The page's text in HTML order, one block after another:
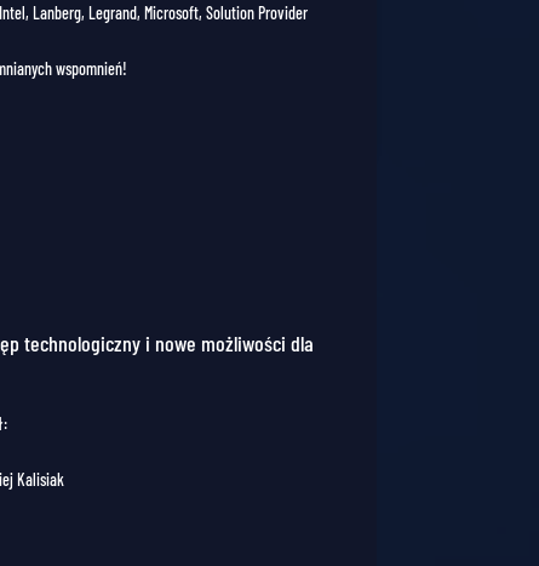
Lanberg, Legrand, Microsoft, Solution Provider
wspomnień!
technologiczny i nowe możliwości dla
Kalisiak